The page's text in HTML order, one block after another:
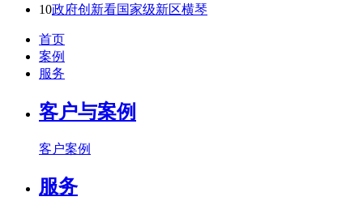
10政府创新看国家级新区横琴
首页
案例
服务
客户与案例
客户案例
服务